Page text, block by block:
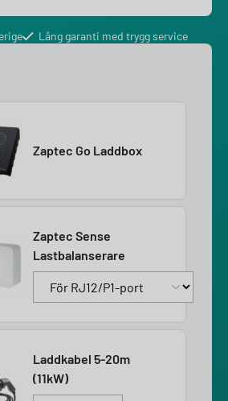
Lång garanti med trygg service
Zaptec Go Laddbox
Zaptec Sense
Lastbalanserare
Laddkabel 5-20m
(11kW)